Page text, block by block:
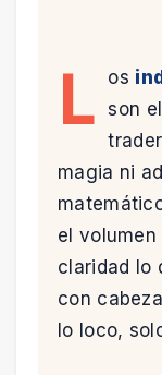
L os
son
magia ni
el
claridad lo
con
lo loco,